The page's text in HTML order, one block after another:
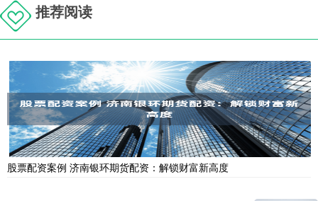
推荐阅读
股票配资案例 济南银环期货配资：解锁财富新高度